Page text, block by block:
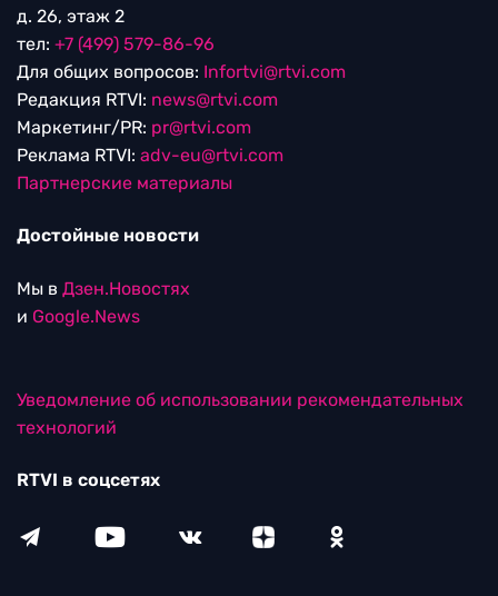
д. 26, этаж 2
тел: +7 (499) 579-86-96
Для общих вопросов: Infortvi@rtvi.com
Редакция RTVI: news@rtvi.com
Маркетинг/PR: pr@rtvi.com
Реклама RTVI: adv-eu@rtvi.com
Партнерские материалы
Достойные новости
Мы в Дзен.Новостях
и Google.News
Уведомление об использовании рекомендательных
технологий
RTVI в соцсетях